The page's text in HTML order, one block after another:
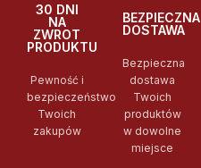
30 DNI
NA
ZWROT
PRODUKTU
Pewność i
bezpieczeństwo
Twoich
zakupów
BEZPIECZNA
DOSTAWA
Bezpieczna
dostawa
Twoich
produktów
w dowolne
miejsce